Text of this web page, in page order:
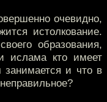
очевидно,
истолкование.
образования,
ислама кто имеет
занимается и что в